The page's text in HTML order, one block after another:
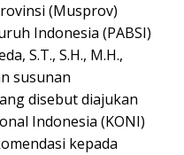
(Musprov)
Indonesia (PABSI)
S.T., S.H., M.H.,
susunan
disebut diajukan
Indonesia (KONI)
kepada